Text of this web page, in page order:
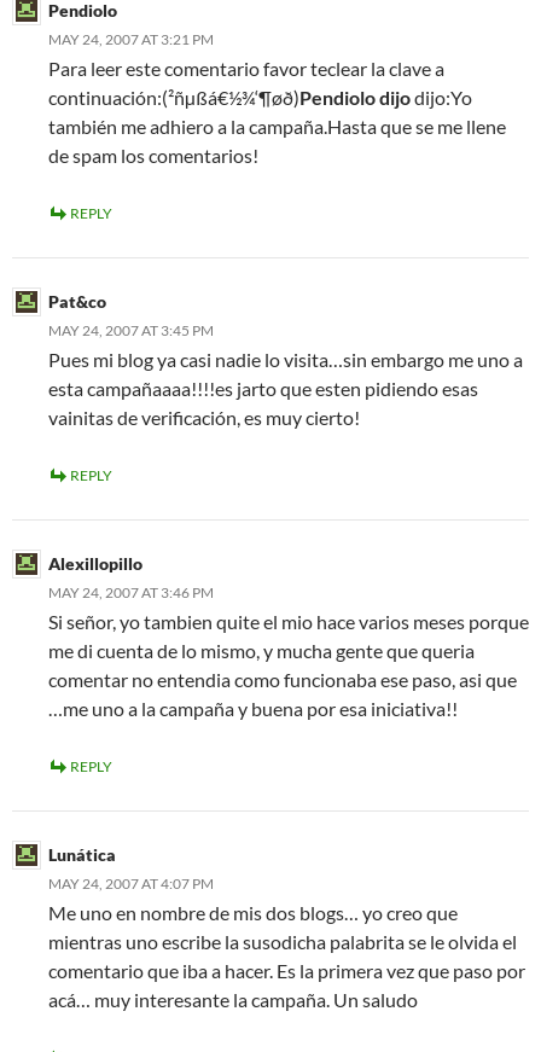
Pendiolo
MAY 24, 2007 AT 3:21 PM
Para leer este comentario favor teclear la clave a
continuación:(²ñµßá€½¾‘¶øð)Pendiolo dijodijo:Yo
también me adhiero a la campaña.Hasta que se me llene
de spam los comentarios!
REPLY
Pat&co
MAY 24, 2007 AT 3:45 PM
Pues mi blog ya casi nadie lo visita…sin embargo me uno a
esta campañaaaa!!!!es jarto que esten pidiendo esas
vainitas de verificación, es muy cierto!
REPLY
Alexillopillo
MAY 24, 2007 AT 3:46 PM
Si señor, yo tambien quite el mio hace varios meses porque
me di cuenta de lo mismo, y mucha gente que queria
comentar no entendia como funcionaba ese paso, asi que
…me uno a la campaña y buena por esa iniciativa!!
REPLY
Lunática
MAY 24, 2007 AT 4:07 PM
Me uno en nombre de mis dos blogs… yo creo que
mientras uno escribe la susodicha palabrita se le olvida el
comentario que iba a hacer. Es la primera vez que paso por
acá… muy interesante la campaña. Un saludo